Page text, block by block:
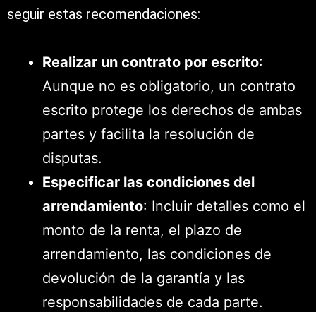
seguir estas recomendaciones:
Realizar un contrato por escrito:
Aunque no es obligatorio, un contrato
escrito protege los derechos de ambas
partes y facilita la resolución de
disputas.
Especificar las condiciones del
arrendamiento: Incluir detalles como el
monto de la renta, el plazo de
arrendamiento, las condiciones de
devolución de la garantía y las
responsabilidades de cada parte.